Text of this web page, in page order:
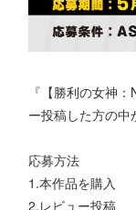
『【勝利の女神
ー投稿した方の
応募方法
1.本作品を購入
2.レビュー投稿